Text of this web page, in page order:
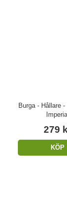
Burga - Hållare
Imperial
279
KÖP